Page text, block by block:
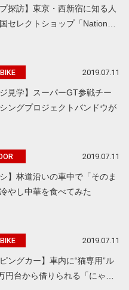
プ探訪】東京・西新宿に知る人
セレクトショップ「Nation…
2019.07.11
ジ見学】スーパーGT参戦チー
ングプロジェクトバンドウが
2019.07.11
シ】林道沿いの車中で「そのま
やし中華を食べてみた
2019.07.11
ピングカー】車内に“猫専用”ル
円台から借りられる「にゃ…